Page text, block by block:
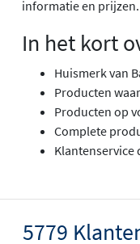
informatie en prijzen.
In het kort
Huismerk van
Producten
Producten op
Complete
Klantenservice
5779